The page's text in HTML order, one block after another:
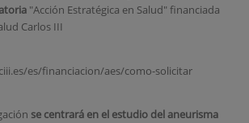
"Acción Estratégica en Salud" financiada
Carlos III
es/financiacion/aes/como-solicitar
se centrará en el estudio del aneurisma